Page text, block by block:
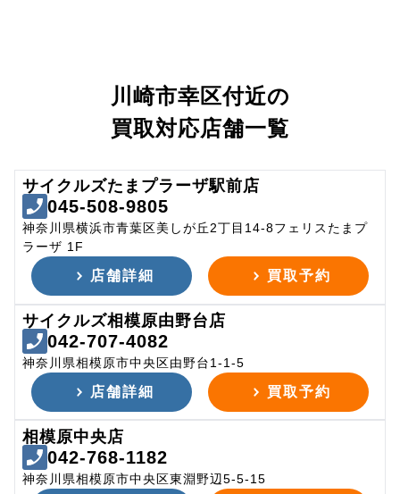
川崎市幸区付近の
買取対応店舗一覧
サイクルズたまプラーザ駅前店
045-508-9805
神奈川県横浜市青葉区美しが丘2丁目14-8フェリスたまプ
ラーザ 1F
店舗詳細 買取予約
サイクルズ相模原由野台店
042-707-4082
神奈川県相模原市中央区由野台1-1-5
店舗詳細 買取予約
相模原中央店
042-768-1182
神奈川県相模原市中央区東淵野辺5-5-15